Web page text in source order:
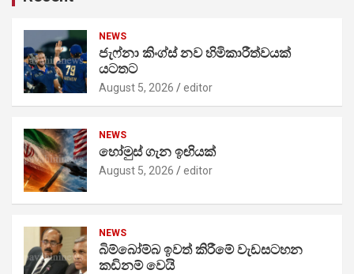
NEWS
ජැෆ්නා කිංග්ස් නව හිමිකාරීත්වයක්
යටතට
August 5, 2026 editor
NEWS
හෝමුස් ගැන ඉඟියක්
August 5, 2026 editor
NEWS
බිම්බෝම්බ ඉවත් කිරීමේ වැඩසටහන
කඩිනම් වෙයි